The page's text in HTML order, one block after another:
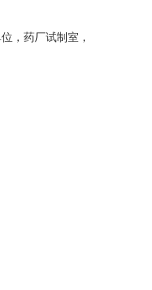
，药厂试制室，